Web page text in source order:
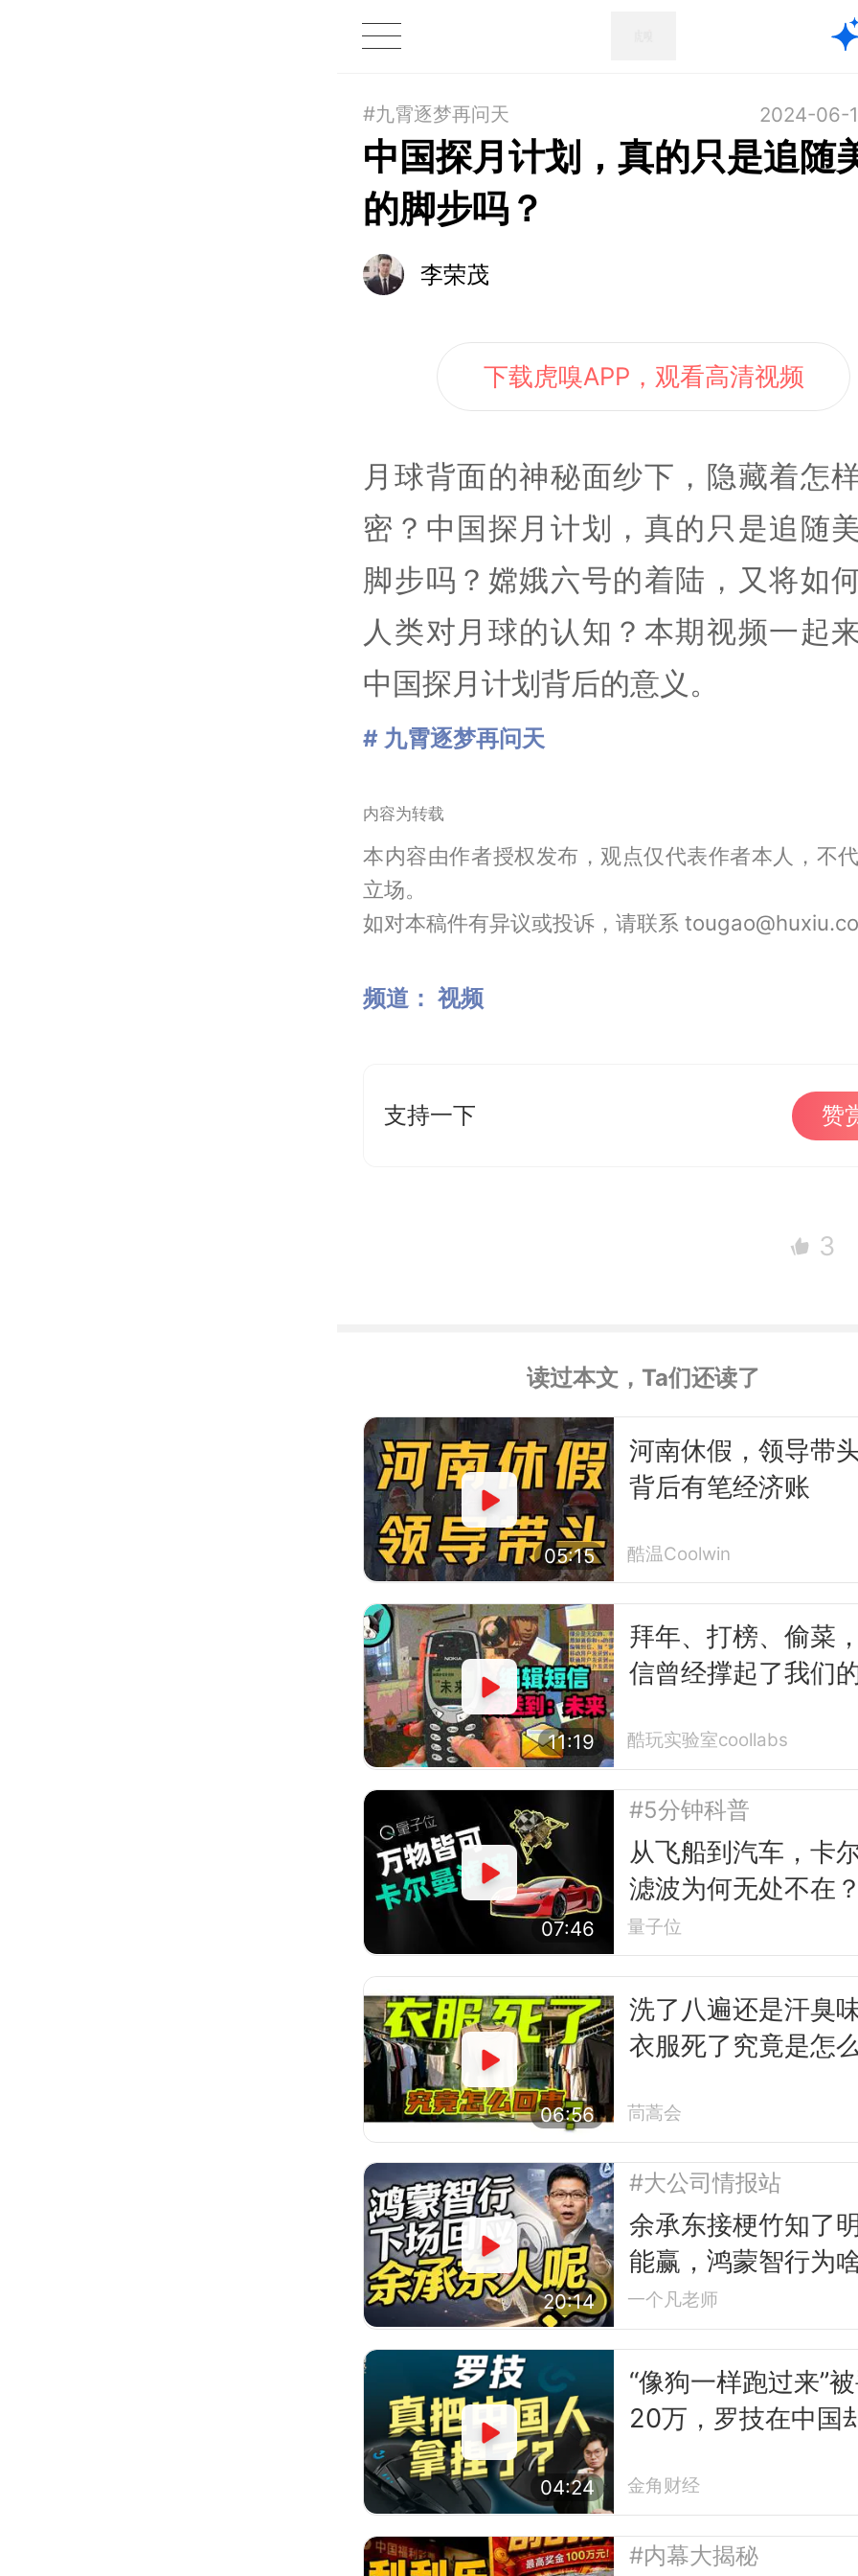
#九霄逐梦再问天 2024-06-
中国探月计划，真的只是追随
的脚步吗？
李荣茂
下载虎嗅APP，观看高清视频
月球背面的神秘面纱下，隐藏着怎
密？中国探月计划，真的只是追随
脚步吗？嫦娥六号的着陆，又将如
人类对月球的认知？本期视频一起
中国探月计划背后的意义。
# 九霄逐梦再问天
内容为转载
本内容由作者授权发布，观点仅代表作者本人，不
立场。
如对本稿件有异议或投诉，请联系
频道： 视频
支持一下 赞
3
读过本文，Ta们还读了
05:15
河南休假，领导带
背后有笔经济账
酷温Coolwin
11:19
拜年、打榜、偷菜
信曾经撑起了我们
酷玩实验室coollabs
07:46
#5分钟科普
从飞船到汽车，卡
滤波为何无处不在？
量子位
06:56
洗了八遍还是汗臭
衣服死了究竟是怎
茼蒿会
20:14
#大公司情报站
余承东接梗竹知了
能赢，鸿蒙智行为
让？
一个凡老师
04:24
“像狗一样跑过来”
20万，罗技在中国
金角财经
#内幕大揭秘